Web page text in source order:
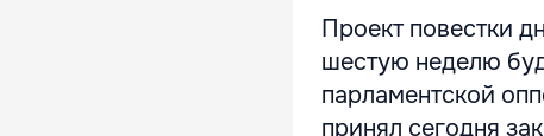
Проект повестки
шестую неделю
парламентской
принял сегодня